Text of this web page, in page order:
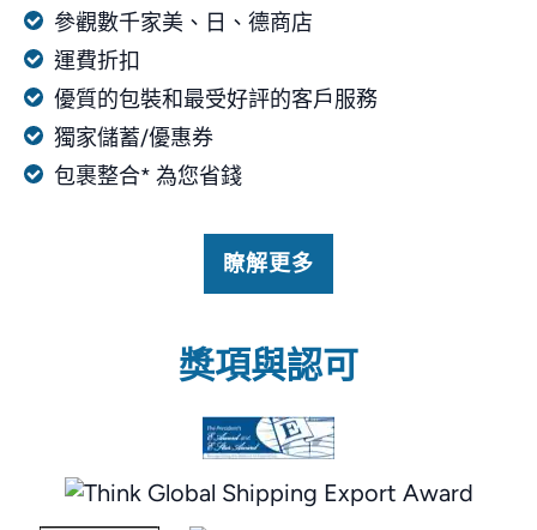
參觀數千家美、日、德商店
運費折扣
優質的包裝和最受好評的客戶服務
獨家儲蓄/優惠券
包裹整合* 為您省錢
瞭解更多
獎項與認可